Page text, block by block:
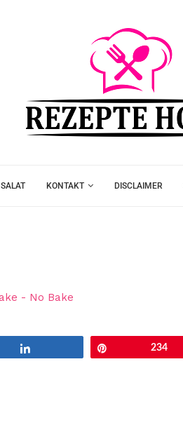
SALAT KONTAKT DISCLAIMER
234